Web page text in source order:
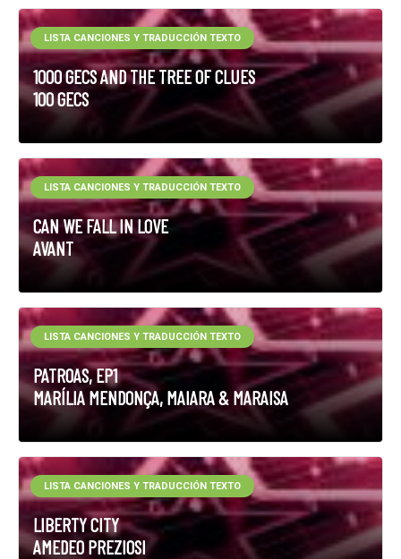
1000 GECS AND THE TREE OF CLUES
100 GECS
LISTA CANCIONES Y TRADUCCIÓN TEXTO
CAN WE FALL IN LOVE
AVANT
LISTA CANCIONES Y TRADUCCIÓN TEXTO
PATROAS, EP1
MARÍLIA MENDONÇA, MAIARA & MARAISA
LISTA CANCIONES Y TRADUCCIÓN TEXTO
LIBERTY CITY
AMEDEO PREZIOSI
LISTA CANCIONES Y TRADUCCIÓN TEXTO